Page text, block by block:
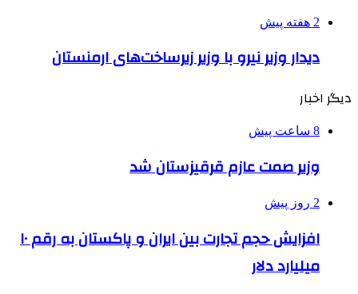
2 هفته پیش
دیدار وزیر نیرو با وزیر زیرساخت‌های ارمنستان
دیگر اخبار
8 ساعت پیش
وزیر صمت عازم قرقیزستان شد
2 روز پیش
افزایش حجم تجارت بین ایران و پاکستان به رقم ۱۰
میلیارد دلار